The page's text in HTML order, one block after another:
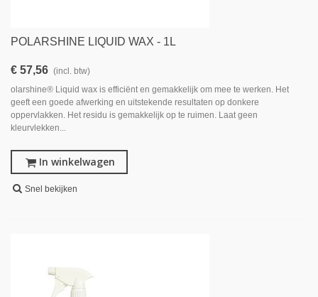
POLARSHINE LIQUID WAX - 1L
€ 57,56 (incl. btw)
olarshine® Liquid wax is efficiënt en gemakkelijk om mee te werken. Het
geeft een goede afwerking en uitstekende resultaten op donkere
oppervlakken. Het residu is gemakkelijk op te ruimen. Laat geen
kleurvlekken...
In winkelwagen
Snel bekijken